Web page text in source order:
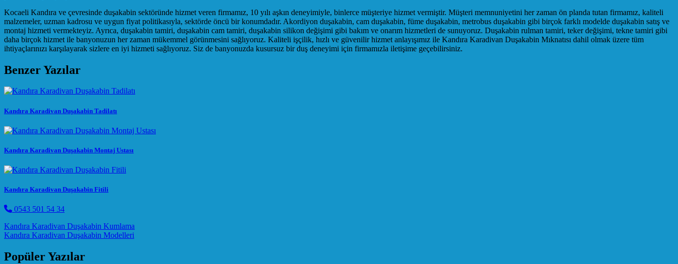
Kocaeli Kandıra ve çevresinde duşakabin sektöründe hizmet veren firmamız, 10 yılı aşkın deneyimiyle, binlerce müşteriye hizmet vermiştir. Müşteri memnuniyetini her zaman ön planda tutan firmamız, kaliteli
malzemeler, uzman kadrosu ve uygun fiyat politikasıyla, sektörde öncü bir konumdadır. Akordiyon duşakabin, cam duşakabin, füme duşakabin, metrobus duşakabin gibi birçok farklı modelde duşakabin satış ve
montaj hizmeti vermekteyiz. Ayrıca, duşakabin tamiri, duşakabin cam tamiri, duşakabin silikon değişimi gibi bakım ve onarım hizmetleri de sunuyoruz. Duşakabin rulman tamiri, teker değişimi, tekne tamiri gibi
daha birçok hizmet ile banyonuzun her zaman mükemmel görünmesini sağlıyoruz. Kaliteli işçilik, hızlı ve güvenilir hizmet anlayışımız ile Kandıra Karadivan Duşakabin Mıknatısı dahil olmak üzere tüm
ihtiyaçlarınızı karşılayarak sizlere en iyi hizmeti sağlıyoruz. Siz de banyonuzda kusursuz bir duş deneyimi için firmamızla iletişime geçebilirsiniz.
Benzer Yazılar
Kandıra Karadivan Duşakabin Tadilatı
Kandıra Karadivan Duşakabin Montaj Ustası
Kandıra Karadivan Duşakabin Fitili
0543 501 54 34
Post navigation
Kandıra Karadivan Duşakabin Kumlama
Kandıra Karadivan Duşakabin Modelleri
Popüler Yazılar